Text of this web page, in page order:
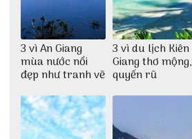
3 vì An Giang
mùa nước nổi
đẹp như tranh vẽ
3 vì du lịch Kiên
Giang thơ mộng,
quyến rũ